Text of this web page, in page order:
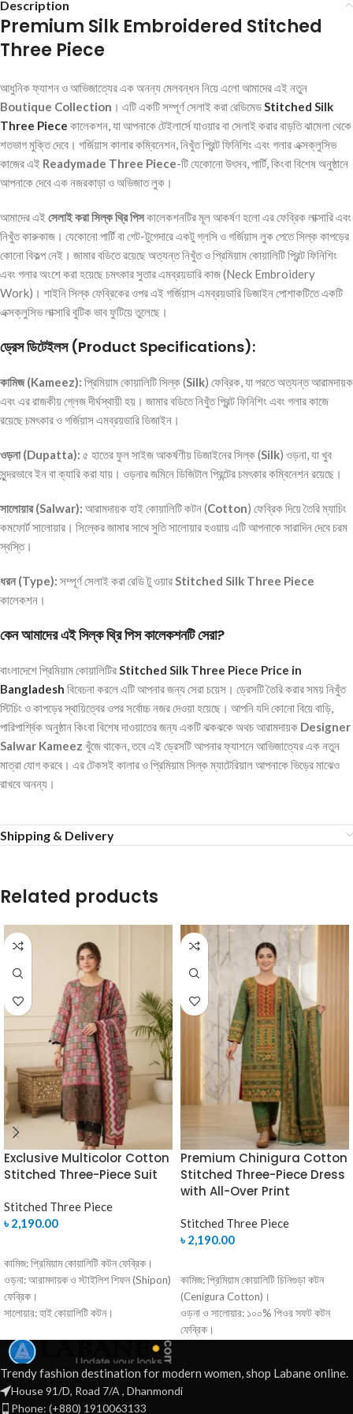
Description
Premium Silk Embroidered Stitched
Three Piece
আধুনিক ফ্যাশন ও আভিজাত্যের এক অনন্য মেলবন্ধন নিয়ে এলো আমাদের এই নতুন
Boutique Collection । এটি একটি সম্পূর্ণ সেলাই করা রেডিমেড Stitched Silk
Three Piece কালেকশন, যা আপনাকে টেইলার্সে যাওয়ার বা সেলাই করার বাড়তি ঝামেলা থেকে
শতভাগ মুক্তি দেবে। গর্জিয়াস কালার কম্বিনেশন, নিখুঁত প্রিন্ট ফিনিশিং এবং গলার এক্সক্লুসিভ
কাজের এই Readymade Three Piece-টি যেকোনো উৎসব, পার্টি, কিংবা বিশেষ অনুষ্ঠানে
আপনাকে দেবে এক নজরকাড়া ও অভিজাত লুক।
আমাদের এইসেলাই করা সিল্ক থ্রি পিসকালেকশনটির মূল আকর্ষণ হলো এর ফেব্রিক লাক্সারি এবং
নিখুঁত কারুকাজ। যেকোনো পার্টি বা গেট-টুগেদারে একটু গ্লসি ও গর্জিয়াস লুক পেতে সিল্ক কাপড়ের
কোনো বিকল্প নেই। জামার বডিতে রয়েছে অত্যন্ত নিখুঁত ও প্রিমিয়াম কোয়ালিটি প্রিন্ট ফিনিশিং
এবং গলার অংশে করা হয়েছে চমৎকার সুতার এমব্রয়ডারি কাজ (Neck Embroidery
Work)। শাইনি সিল্ক ফেব্রিকের ওপর এই গর্জিয়াস এমব্রয়ডারি ডিজাইন পোশাকটিতে একটি
এক্সক্লুসিভ লাক্সারি বুটিক ভাব ফুটিয়ে তুলেছে।
ড্রেস ডিটেইলস (Product Specifications):
কামিজ (Kameez): প্রিমিয়াম কোয়ালিটি সিল্ক (Silk) ফেব্রিক, যা পরতে অত্যন্ত আরামদায়ক
এবং এর রাজকীয় গ্লেজ দীর্ঘস্থায়ী হয়। জামার বডিতে নিখুঁত প্রিন্ট ফিনিশিং এবং গলার কাজে
রয়েছে চমৎকার ও গর্জিয়াস এমব্রয়ডারি ডিজাইন।
ওড়না (Dupatta): ৫ হাতের ফুল সাইজ আকর্ষণীয় ডিজাইনের সিল্ক (Silk) ওড়না, যা খুব
সুন্দরভাবে ইন বা ক্যারি করা যায়। ওড়নার জমিনে ডিজিটাল প্রিন্টের চমৎকার কম্বিনেশন রয়েছে।
সালোয়ার (Salwar): আরামদায়ক হাই কোয়ালিটি কটন (Cotton) ফেব্রিক দিয়ে তৈরি ম্যাচিং
কমফোর্ট সালোয়ার। সিল্কের জামার সাথে সুতি সালোয়ার হওয়ায় এটি আপনাকে সারাদিন দেবে চরম
স্বস্তি।
ধরন (Type): সম্পূর্ণ সেলাই করা রেডি টু ওয়ার Stitched Silk Three Piece
কালেকশন।
কেন আমাদের এই সিল্ক থ্রি পিস কালেকশনটি সেরা?
বাংলাদেশে প্রিমিয়াম কোয়ালিটির Stitched Silk Three Piece Price in
Bangladesh বিবেচনা করলে এটি আপনার জন্য সেরা চয়েস। ড্রেসটি তৈরি করার সময় নিখুঁত
স্টিচিং ও কাপড়ের স্থায়িত্বের ওপর সর্বোচ্চ নজর দেওয়া হয়েছে। আপনি যদি কোনো বিয়ে বাড়ি,
পারিপার্শ্বিক অনুষ্ঠান কিংবা বিশেষ দাওয়াতের জন্য একটি ঝকঝকে অথচ আরামদায়ক Designer
Salwar Kameez খুঁজে থাকেন, তবে এই ড্রেসটি আপনার ফ্যাশনে আভিজাত্যের এক নতুন
মাত্রা যোগ করবে। এর টেকসই কালার ও প্রিমিয়াম সিল্ক ম্যাটেরিয়াল আপনাকে ভিড়ের মাঝেও
রাখবে অনন্য।
Shipping & Delivery
Related products
Exclusive Multicolor Cotton
Stitched Three-Piece Suit
Stitched Three Piece
৳ 2,190.00
কামিজ: প্রিমিয়াম কোয়ালিটি কটন ফেব্রিক।
ওড়না: আরামদায়ক ও স্টাইলিশ শিফন (Shipon)
ফেব্রিক।
সালোয়ার: হাই কোয়ালিটি কটন।
প্রিমিয়াম ফিনিশিং।
কেন আমাদের থেকে কিনবেন?
রেডি-মেড ফিনিশিং, হাতে পেয়েই পরার
উপযোগী।
Premium Chinigura Cotton
Stitched Three-Piece Dress
with All-Over Print
Stitched Three Piece
৳ 2,190.00
কামিজ: প্রিমিয়াম কোয়ালিটি চিনিগুড়া কটন
(Cenigura Cotton)।
ওড়না ও সালোয়ার: ১০০% পিওর সফট কটন
ফেব্রিক।
কেন আমাদের থেকে কিনবেন?
Trendy fashion destination for modern women, shop Labane online.
House 91/D, Road 7/A , Dhanmondi
Phone: (+880) 1910063133